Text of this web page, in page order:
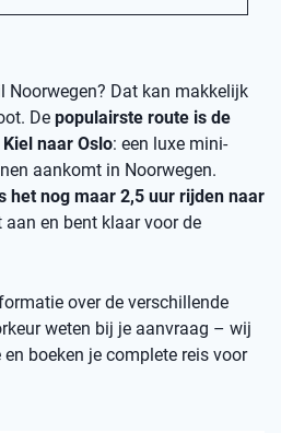
Noorwegen? Dat kan makkelijk
De populairste route is de
naar Oslo: een luxe mini-
aankomt in Noorwegen.
het nog maar 2,5 uur rijden naar
en bent klaar voor de
over de verschillende
weten bij je aanvraag – wij
boeken je complete reis voor